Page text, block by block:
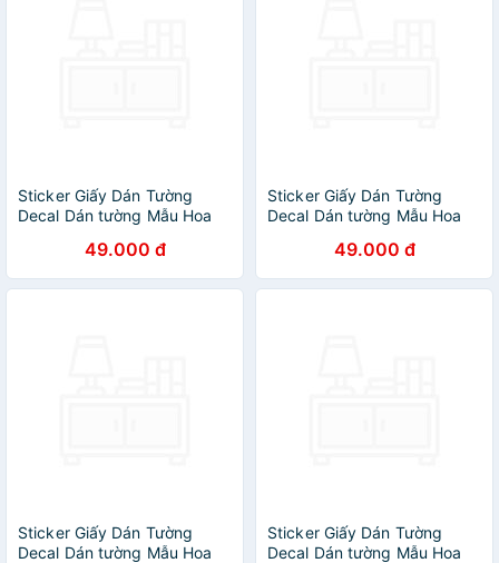
Sticker Giấy Dán Tường
Decal Dán tường Mẫu Hoa
49.000 đ
Sticker Giấy Dán Tường
Decal Dán tường Mẫu Hoa
49.000 đ
Sticker Giấy Dán Tường
Decal Dán tường Mẫu Hoa
Sticker Giấy Dán Tường
Decal Dán tường Mẫu Hoa